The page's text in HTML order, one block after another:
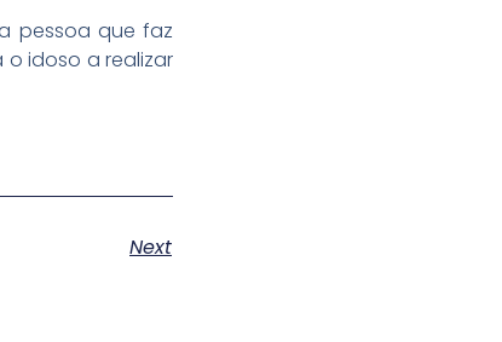
pessoa que faz
idoso a realizar
Next